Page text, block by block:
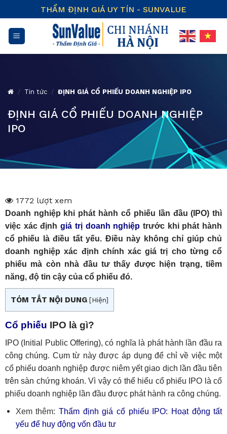
to
content
THẨM ĐỊNH GIÁ UY TÍN - SUNVALUE
/ Tin tức / ĐỊNH GIÁ CỔ PHIẾU DOANH NGHIỆP IPO
ĐỊNH GIÁ CỔ PHIẾU DOANH NGHIỆP
IPO
1772 lượt xem
Doanh nghiệp khi phát hành cổ phiếu lần đầu (IPO) thì
việc xác địnhgiá trị doanh nghiệp trước khi phát hành
cổ phiếu là điều tất yếu. Điều này không chỉ giúp chủ
doanh nghiệp xác định chính xác giá trị cho từng cổ
phiếu mà còn nhà đầu tư thấy được hiện trạng, tiềm
năng, độ tin cậy của cổ phiếu đó.
TÓM TẮT NỘI DUNG [Hiện]
Cổ phiếu IPO là gì?
IPO (Initial Public Offering), có nghĩa là phát hành lần đầu ra
công chúng. Cụm từ này được áp dụng để chỉ về việc một
cổ phiếu doanh nghiệp được niêm yết giao dịch lần đầu tiên
trên sàn chứng khoán. Vì vậy có thể hiểu cổ phiếu IPO là cổ
phiếu doanh nghiệp lần đầu được phát hành ra công chúng.
Xem thêm: Thẩm định giá cổ phiếu IPO: Hoạt động tất
yếu để huy động vốn đầu tư